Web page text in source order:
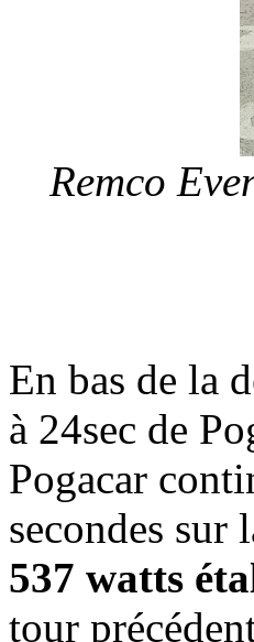
Remco
En bas de la
à 24sec de
Pogacar
secondes sur
537 watts
tour